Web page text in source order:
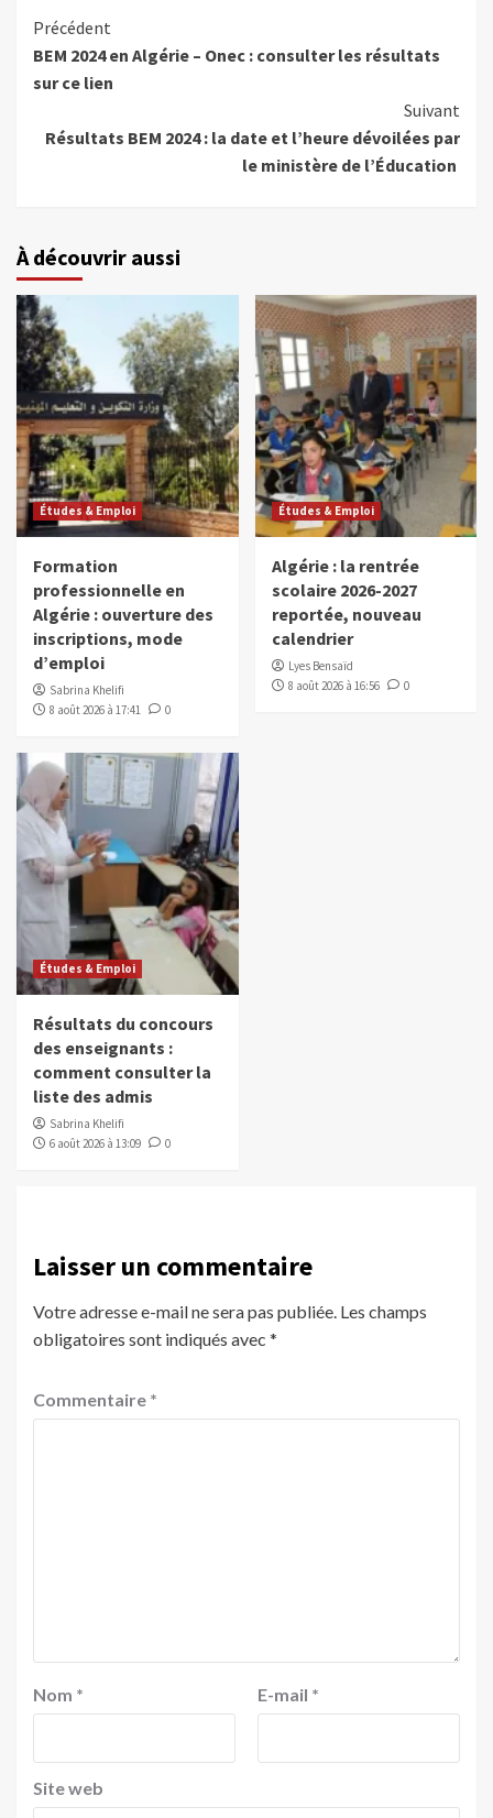
Précédent
BEM 2024 en Algérie – Onec : consulter les résultats
sur ce lien
Suivant
Résultats BEM 2024 : la date et l’heure dévoilées par
le ministère de l’Éducation
À découvrir aussi
Études & Emploi
Formation
professionnelle en
Algérie : ouverture des
inscriptions, mode
d’emploi
Sabrina Khelifi
8 août 2026 à 17:41
0
Études & Emploi
Algérie : la rentrée
scolaire 2026-2027
reportée, nouveau
calendrier
Lyes Bensaïd
8 août 2026 à 16:56
0
Études & Emploi
Résultats du concours
des enseignants :
comment consulter la
liste des admis
Sabrina Khelifi
6 août 2026 à 13:09
0
Laisser un commentaire
Votre adresse e-mail ne sera pas publiée. Les champs
obligatoires sont indiqués avec *
Commentaire *
Nom * E-mail *
Site web